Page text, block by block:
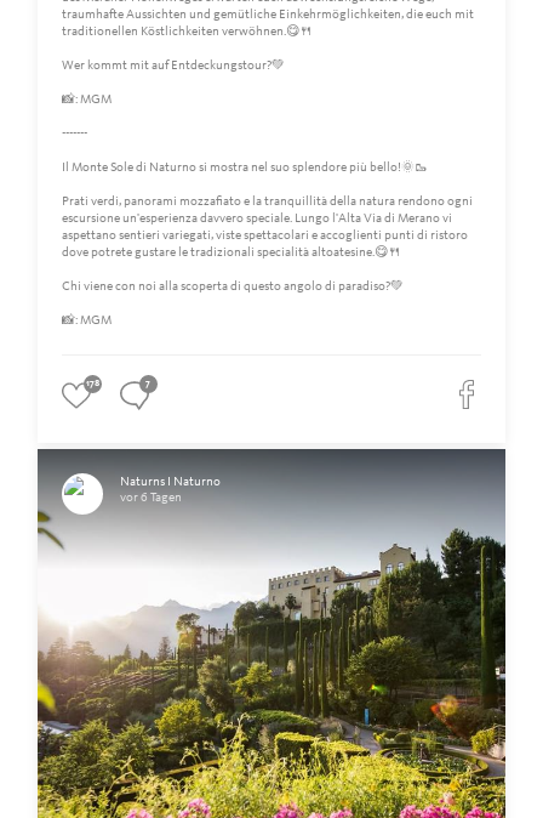
traumhafte Aussichten und gemütliche Einkehrmöglichkeiten, die euch mit
traditionellen Köstlichkeiten verwöhnen.😋🍴
Wer kommt mit auf Entdeckungstour?💚
📸: MGM
-------
Il Monte Sole di Naturno si mostra nel suo splendore più bello!🌞🥾
Prati verdi, panorami mozzafiato e la tranquillità della natura rendono ogni
escursione un'esperienza davvero speciale. Lungo l'Alta Via di Merano vi
aspettano sentieri variegati, viste spettacolari e accoglienti punti di ristoro
dove potrete gustare le tradizionali specialità altoatesine.😋🍴
Chi viene con noi alla scoperta di questo angolo di paradiso?💚
📸: MGM
178 7
Naturns I Naturno
vor 6 Tagen